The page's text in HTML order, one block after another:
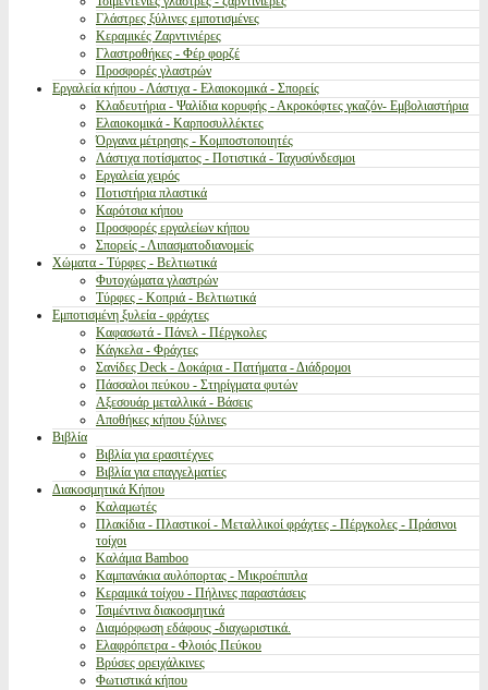
Γλάστρες ξύλινες εμποτισμένες
Κεραμικές Ζαρντινιέρες
Γλαστροθήκες - Φέρ φορζέ
Προσφορές γλαστρών
Εργαλεία κήπου - Λάστιχα - Ελαιοκομικά - Σπορείς
Κλαδευτήρια - Ψαλίδια κορυφής - Ακροκόφτες γκαζόν- Εμβολιαστήρια
Ελαιοκομικά - Καρποσυλλέκτες
Όργανα μέτρησης - Κομποστοποιητές
Λάστιχα ποτίσματος - Ποτιστικά - Ταχυσύνδεσμοι
Εργαλεία χειρός
Ποτιστήρια πλαστικά
Καρότσια κήπου
Προσφορές εργαλείων κήπου
Σπορείς - Λιπασματοδιανομείς
Χώματα - Τύρφες - Βελτιωτικά
Φυτοχώματα γλαστρών
Τύρφες - Κοπριά - Βελτιωτικά
Εμποτισμένη ξυλεία - φράχτες
Καφασωτά - Πάνελ - Πέργκολες
Κάγκελα - Φράχτες
Σανίδες Deck - Δοκάρια - Πατήματα - Διάδρομοι
Πάσσαλοι πεύκου - Στηρίγματα φυτών
Αξεσουάρ μεταλλικά - Βάσεις
Αποθήκες κήπου ξύλινες
Βιβλία
Βιβλία για ερασιτέχνες
Βιβλία για επαγγελματίες
Διακοσμητικά Κήπου
Καλαμωτές
Πλακίδια - Πλαστικοί - Μεταλλικοί φράχτες - Πέργκολες - Πράσινοι
τοίχοι
Καλάμια Bamboo
Καμπανάκια αυλόπορτας - Μικροέπιπλα
Κεραμικά τοίχου - Πήλινες παραστάσεις
Τσιμέντινα διακοσμητικά
Διαμόρφωση εδάφους -διαχωριστικά.
Ελαφρόπετρα - Φλοιός Πεύκου
Βρύσες ορειχάλκινες
Φωτιστικά κήπου